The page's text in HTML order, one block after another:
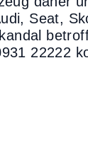
Seat,
22222